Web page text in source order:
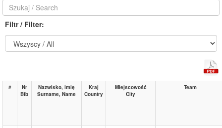
Filtr / Filter:
#
Nr
Bib
Nazwisko, imię
Surname, Name
Kraj
Country
Miejscowość
City
Team